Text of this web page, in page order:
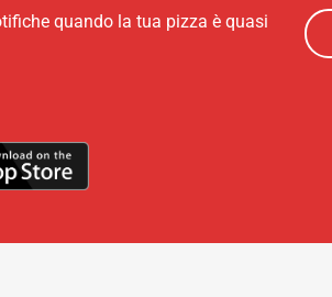
quando la tua pizza è quasi